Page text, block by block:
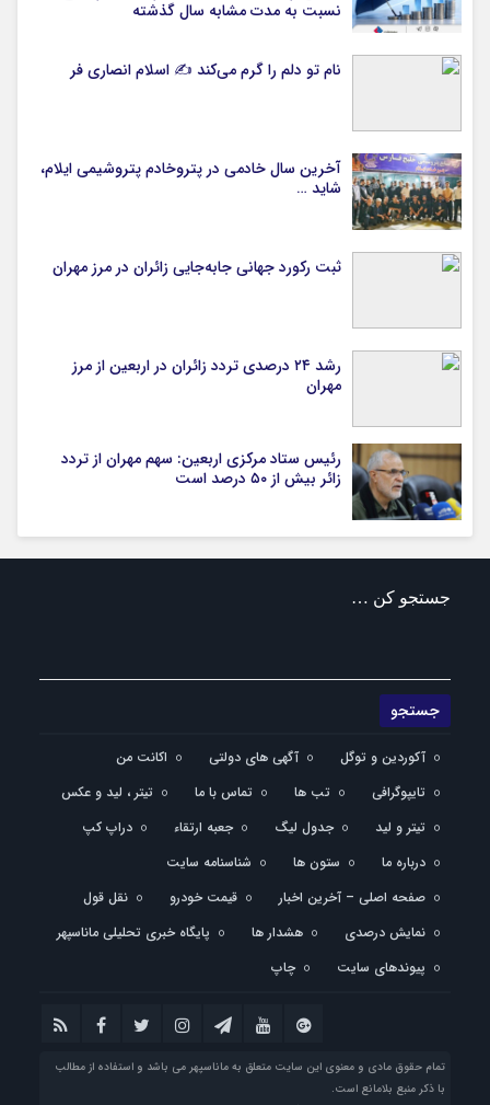
نسبت به مدت مشابه سال گذشته
نام تو دلم را گرم می‌کند ✍️ اسلام انصاری فر
آخرین سال خادمی در پتروخادم پتروشیمی ایلام،
شاید …
ثبت رکورد جهانی جابه‌جایی زائران در مرز مهران
رشد ۲۴ درصدی تردد زائران در اربعین از مرز
مهران
رئیس ستاد مرکزی اربعین: سهم مهران از تردد
زائر بیش از ۵۰ درصد است
جستجو کن …
آکوردین و توگل آگهی های دولتی
اکانت من
تایپوگرافی
تب ها تماس با ما
تیتر ، لید و عکس
تیتر و لید
جدول لیگ جعبه ارتقاء
دراپ کپ
درباره ما
ستون ها
شناسنامه سایت
صفحه اصلی – آخرین اخبار
قیمت خودرو
نقل قول
نمایش درصدی
هشدار ها
پایگاه خبری تحلیلی ماناسپهر
پیوندهای سایت
چاپ
تمام حقوق مادی و معنوی این سایت متعلق به ماناسپهر می باشد و استفاده از مطالب
با ذکر منبع بلامانع است.